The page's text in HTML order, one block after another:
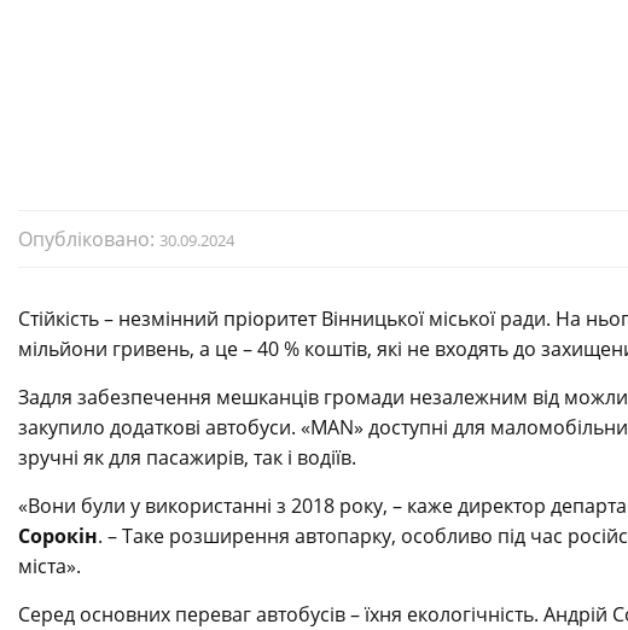
Опубліковано: 30.09.2024
Стійкість – незмінний пріоритет Вінницької міської ради. На
мільйони гривень, а це – 40 % коштів, які не входять до
Задля забезпечення мешканців громади незалежним від
закупило додаткові автобуси. «MAN» доступні для
зручні як для пасажирів, так і водіїв.
«Вони були у використанні з 2018 року, – каже директор
Сорокін. – Таке розширення автопарку, особливо під час
міста».
Серед основних переваг автобусів – їхня екологічність.